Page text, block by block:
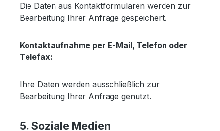
Die Daten aus Kontaktformularen werden zur
Bearbeitung Ihrer Anfrage gespeichert.
Kontaktaufnahme per E-Mail, Telefon oder
Telefax:
Ihre Daten werden ausschließlich zur
Bearbeitung Ihrer Anfrage genutzt.
5. Soziale Medien